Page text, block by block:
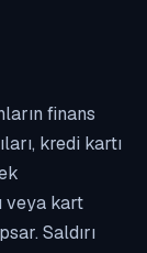
finans
kredi kartı
veya kart
Saldırı